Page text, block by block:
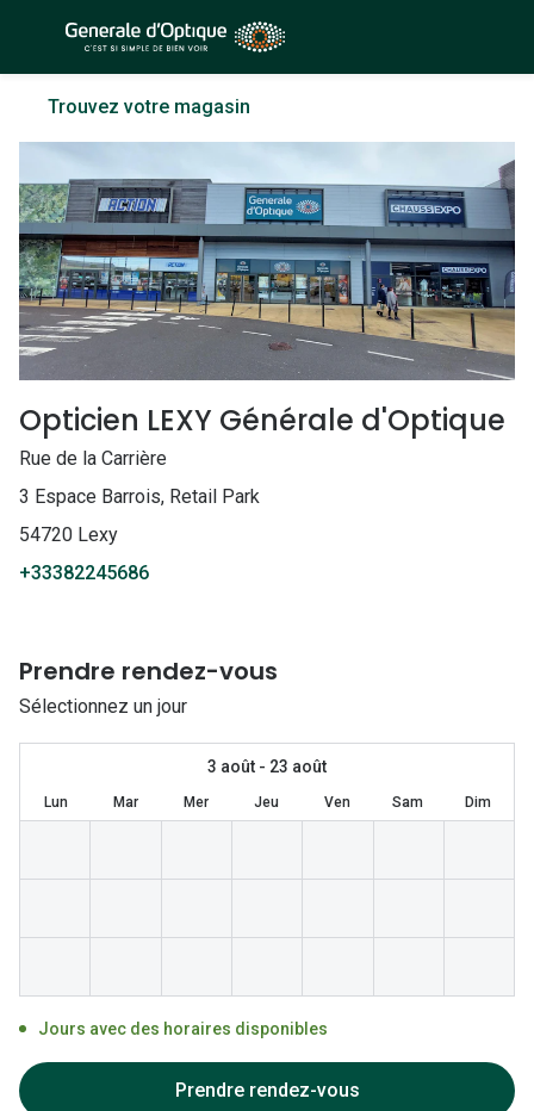
principal
Lunettes de soleil
Sélection -50%
Sélection -30%
Sélection -20%
Lunettes de vue
Sélection -50%
Sélection -30%
Sélection -20%
Lunettes
Examen
Loi 100%
Lunettes
Lunettes
Trouvez votre magasin
Opticien LEXY Générale d'Optique
Rue de la Carrière
3 Espace Barrois, Retail Park
54720 Lexy
+33382245686
Prendre rendez-vous
Sélectionnez un jour
3 août - 23 août
Lun Mar Mer Jeu Ven Sam Dim
Jours avec des horaires disponibles
Prendre rendez-vous